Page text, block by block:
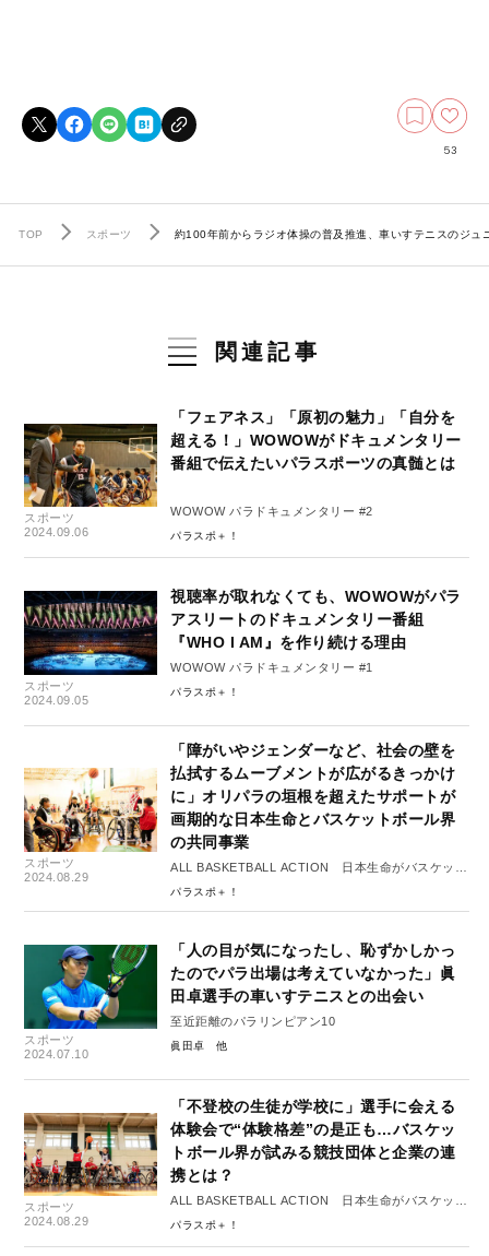
53
TOP スポーツ 約100年前からラジオ体操の普及推進、車いすテニスのジ
関連記事
スポーツ
2024.09.06
「フェアネス」「原初の魅力」「自分を
超える！」WOWOWがドキュメンタリー
番組で伝えたいパラスポーツの真髄とは
WOWOW パラドキュメンタリー #2
パラスポ＋！
スポーツ
2024.09.05
視聴率が取れなくても、WOWOWがパラ
アスリートのドキュメンタリー番組
『WHO I AM』を作り続ける理由
WOWOW パラドキュメンタリー #1
パラスポ＋！
スポーツ
2024.08.29
「障がいやジェンダーなど、社会の壁を
払拭するムーブメントが広がるきっかけ
に」オリパラの垣根を超えたサポートが
画期的な日本生命とバスケットボール界
の共同事業
ALL BASKETBALL ACTION 日本生命がバスケット
ボールをサポートする理由【後編】
パラスポ＋！
スポーツ
2024.07.10
「人の目が気になったし、恥ずかしかっ
たのでパラ出場は考えていなかった」眞
田卓選手の車いすテニスとの出会い
至近距離のパラリンピアン10
眞田卓
スポーツ
2024.08.29
「不登校の生徒が学校に」選手に会える
体験会で“体験格差”の是正も…バスケッ
トボール界が試みる競技団体と企業の連
携とは？
ALL BASKETBALL ACTION 日本生命がバスケット
ボールをサポートする理由【前編】
パラスポ＋！